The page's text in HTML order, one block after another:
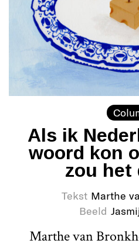
Als ik
woord kon
zou het
Tekst Marthe
Beeld
Marthe van